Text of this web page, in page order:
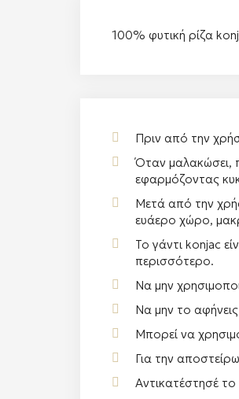
100% φυτική ρίζα
Πριν από την
Όταν μαλακώσει,
εφαρμόζοντας
Μετά από την
ευάερο χώρο,
Το γάντι konjac
περισσότερο.
Να μην
Να μην το
Μπορεί να
Για την
Αντικατέστησέ το